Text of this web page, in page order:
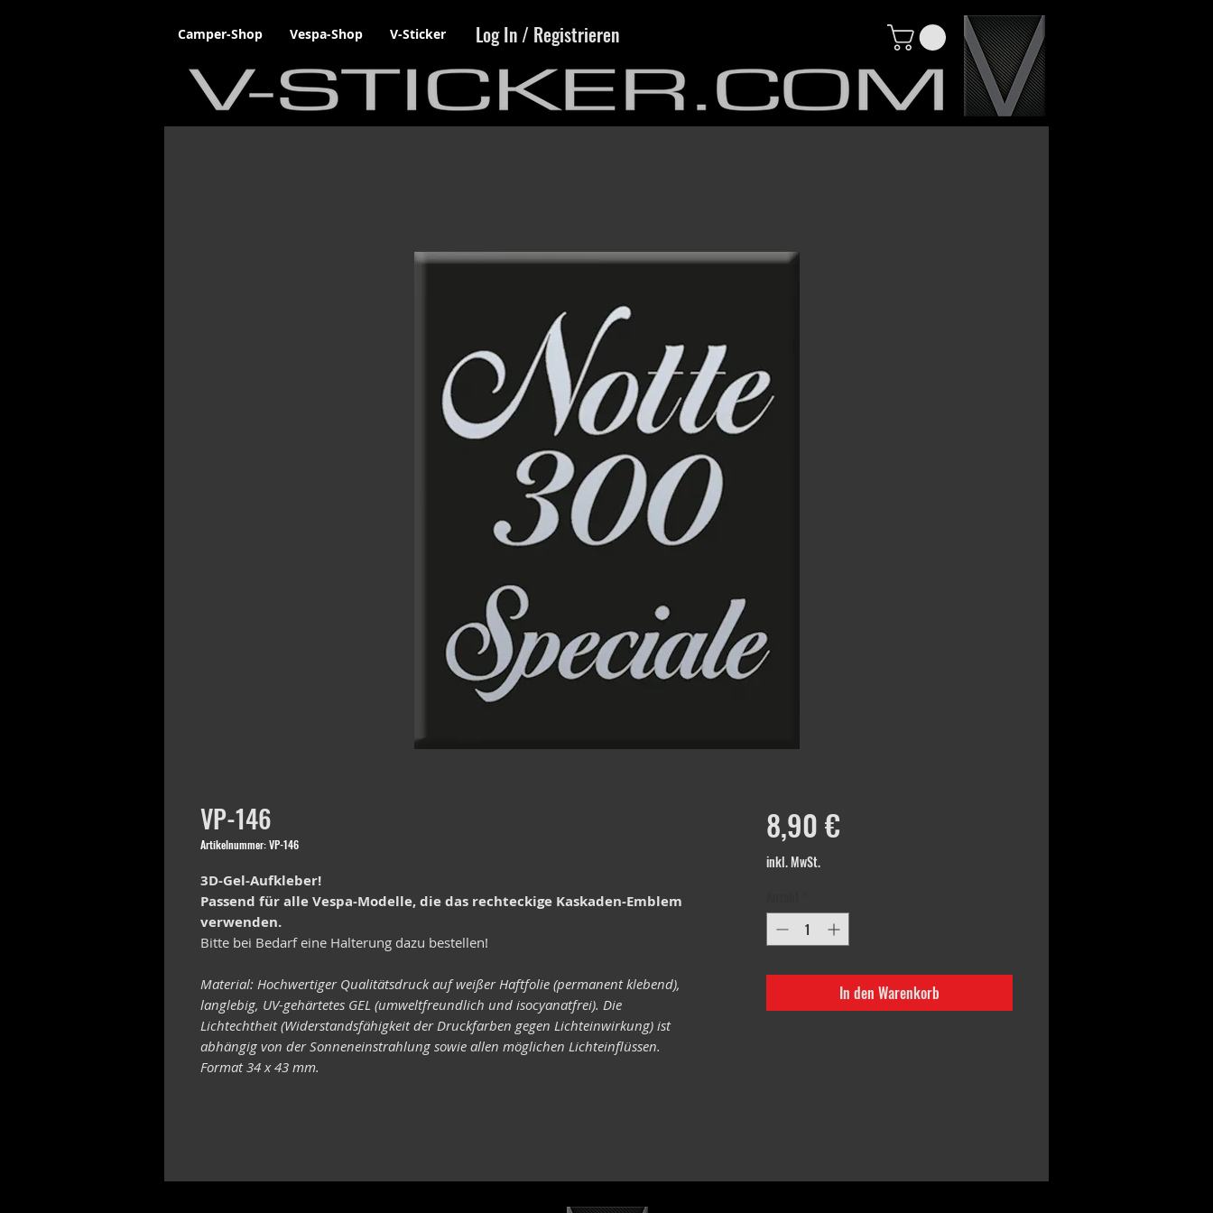
Camper-Shop Vespa-Shop V-Sticker Log In / Registrieren
VP-146
Artikelnummer: VP-146
3D-Gel-Aufkleber!
Passend für alle Vespa-Modelle, die das rechteckige Kaskaden-Emblem
verwenden.
Bitte bei Bedarf eine Halterung dazu bestellen!
Material: Hochwertiger Qualitätsdruck auf weißer Haftfolie (permanent klebend),
langlebig, UV-gehärtetes GEL (umweltfreundlich und isocyanatfrei). Die
Lichtechtheit (Widerstandsfähigkeit der Druckfarben gegen Lichteinwirkung) ist
abhängig von der Sonneneinstrahlung sowie allen möglichen Lichteinflüssen.
Format 34 x 43 mm.
8,90 €Preis
inkl. MwSt.
In den Warenkorb